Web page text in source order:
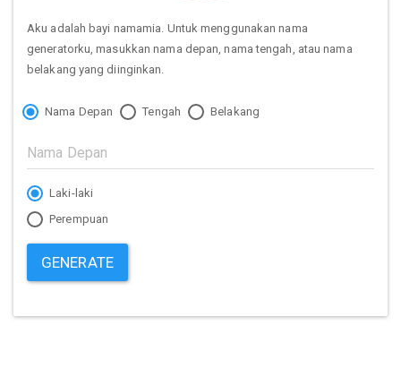
Aku adalah bayi namamia. Untuk menggunakan nama
generatorku, masukkan nama depan, nama tengah, atau nama
belakang yang diinginkan.
Nama Depan Tengah Belakang
Laki-laki
Perempuan
GENERATE